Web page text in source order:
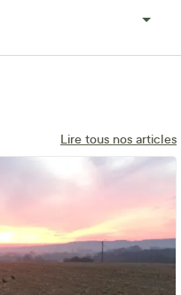
Lire tous nos articles